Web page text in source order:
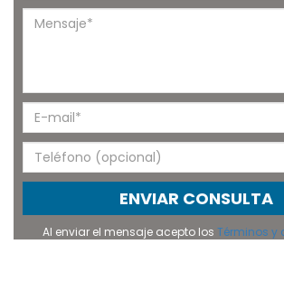
ENVIAR CONSULTA
Al enviar el mensaje acepto los Términos y